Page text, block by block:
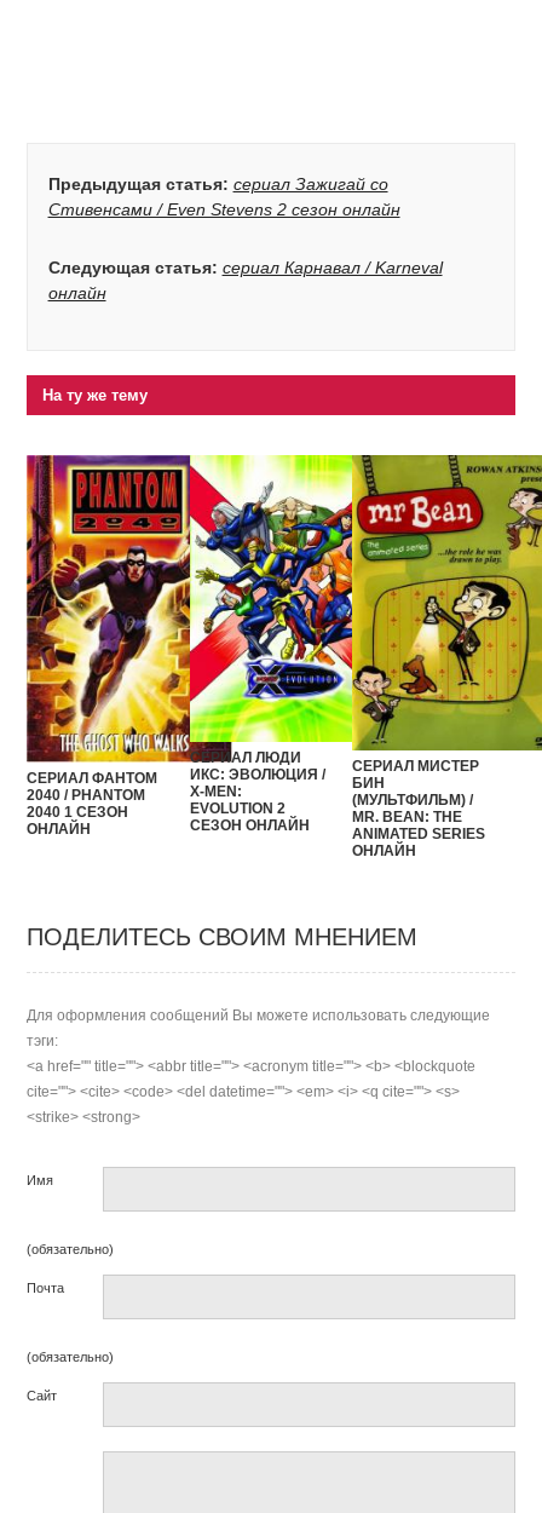
Предыдущая статья: сериал Зажигай со
Стивенсами / Even Stevens 2 сезон онлайн
Следующая статья: сериал Карнавал / Karneval
онлайн
На ту же тему
СЕРИАЛ ФАНТОМ
2040 / PHANTOM
2040 1 СЕЗОН
ОНЛАЙН
СЕРИАЛ ЛЮДИ
ИКС: ЭВОЛЮЦИЯ /
X-MEN:
EVOLUTION 2
СЕЗОН ОНЛАЙН
СЕРИАЛ МИСТЕР
БИН
(МУЛЬТФИЛЬМ) /
MR. BEAN: THE
ANIMATED SERIES
ОНЛАЙН
ПОДЕЛИТЕСЬ СВОИМ МНЕНИЕМ
Для оформления сообщений Вы можете использовать следующие
тэги:
<a href="" title=""> <abbr title=""> <acronym title=""> <b> <blockquote
cite=""> <cite> <code> <del datetime=""> <em> <i> <q cite=""> <s>
<strike> <strong>
Имя
(обязательно)
Почта
(обязательно)
Сайт